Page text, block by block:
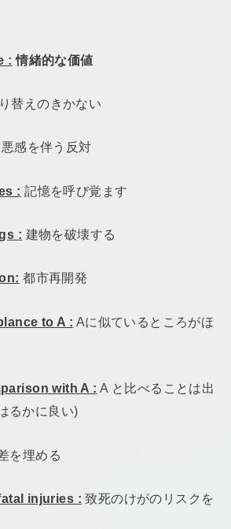
: 情緒的な価値
替えのきかない
感を伴う反対
: 記憶を呼び覚ます
: 建物を破壊する
都市再開発
to A : Aに似ているところがほ
with A : A と比べることは出
るかに良い)
を埋める
injuries : 致死のけがのリスクを